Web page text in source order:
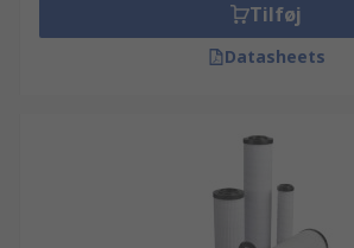
Tilføj
Datasheets